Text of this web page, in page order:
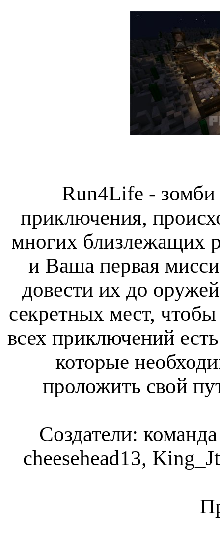
Run4Life - зомби
приключения,
многих близлежащих
и Ваша первая
довести их до
секретных мест,
всех приключений
которые
проложить свой
Создатели:
cheesehead13,